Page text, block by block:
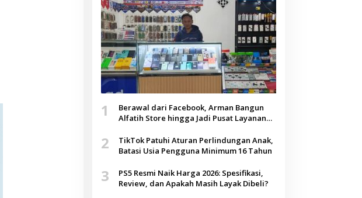
1
Berawal dari Facebook, Arman Bangun
Alfatih Store hingga Jadi Pusat Layanan
2
TikTok Patuhi Aturan Perlindungan Anak,
Batasi Usia Pengguna Minimum 16 Tahun
3
PS5 Resmi Naik Harga 2026: Spesifikasi,
Review, dan Apakah Masih Layak Dibeli?